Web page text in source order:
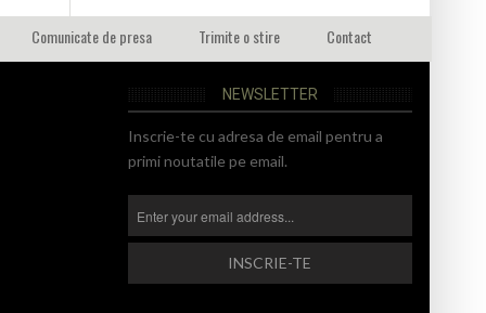
Comunicate de presa Trimite o stire Contact
NEWSLETTER
Inscrie-te cu adresa de email pentru a
primi noutatile pe email.